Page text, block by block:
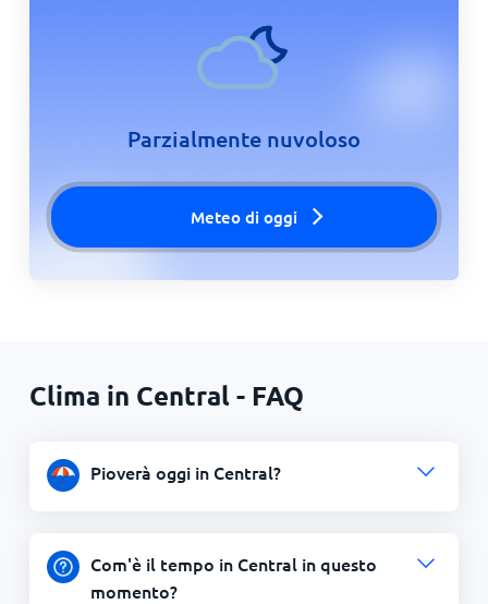
Parzialmente nuvoloso
Meteo di oggi
Clima in Central - FAQ
Pioverà oggi in Central?
Com'è il tempo in Central in questo
momento?